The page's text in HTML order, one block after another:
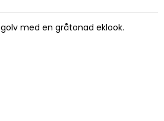
med en gråtonad eklook.